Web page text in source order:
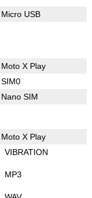
Micro USB
Moto X Play
SIM0
Nano SIM
Moto X Play
VIBRATION
MP3